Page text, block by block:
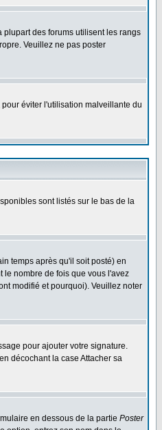
des forums utilisent les rangs
Veuillez ne pas poster
éviter l'utilisation malveillante du
sont listés sur le bas de la
temps après qu'il soit posté) en
le nombre de fois que vous l'avez
modifié et pourquoi). Veuillez noter
pour ajouter votre signature.
décochant la case Attacher sa
en dessous de la partie Poster